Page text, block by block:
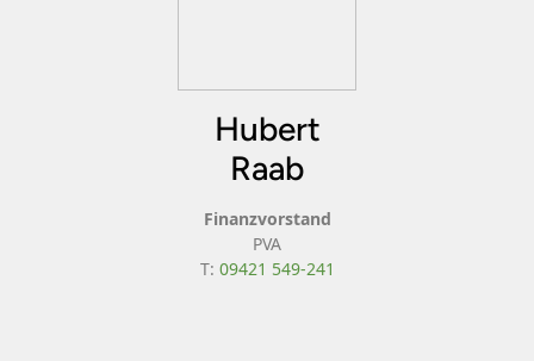
Hubert
Raab
Finanzvorstand
PVA
T: 09421 549-241